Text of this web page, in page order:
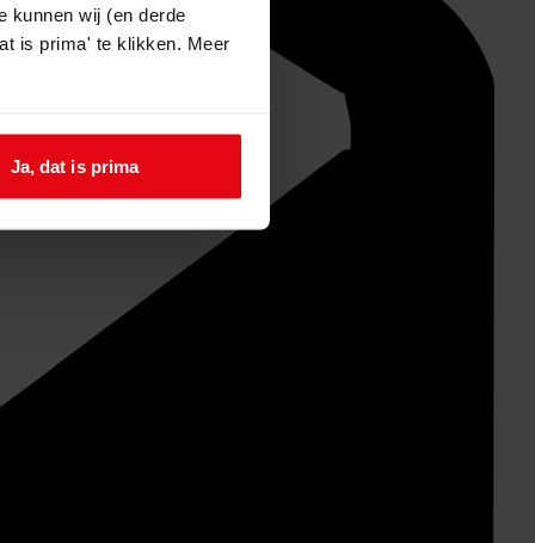
kunnen wij (en derde
is prima' te klikken. Meer
Ja, dat is prima